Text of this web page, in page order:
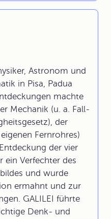
Astronom und
in Pisa, Padua
machte
Mechanik (u. a. Fall-
der
Fernrohres)
der vier
ein Verfechter des
und wurde
ermahnt und zur
GALILEI führte
Denk- und